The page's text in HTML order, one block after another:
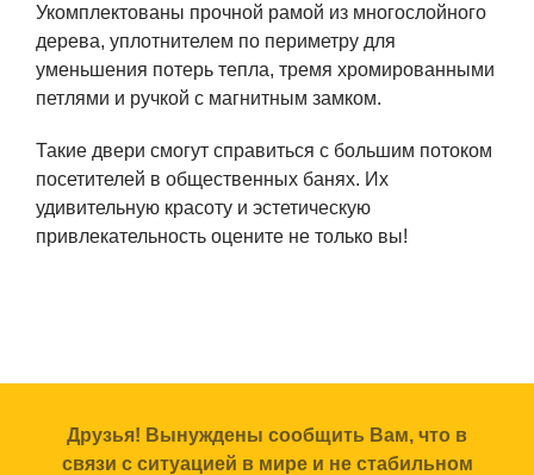
Укомплектованы прочной рамой из многослойного
дерева, уплотнителем по периметру для
уменьшения потерь тепла, тремя хромированными
петлями и ручкой с магнитным замком.
Такие двери смогут справиться с большим потоком
посетителей в общественных банях. Их
удивительную красоту и эстетическую
привлекательность оцените не только вы!
Друзья! Вынуждены сообщить Вам, что в
связи с ситуацией в мире и не стабильном